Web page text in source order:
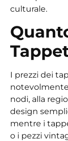
culturale.
I prezzi dei
nodi, alla
design
mentre i
o i pezzi